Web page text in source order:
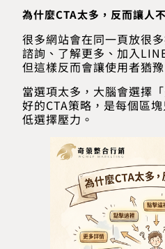
為什麼CTA太多，反而讓人
很多網站會在同一頁放很
諮詢、了解更多、加入
但這樣反而會讓使用者猶豫
當選項太多，大腦會選擇
好的CTA策略，是每個區
低選擇壓力。